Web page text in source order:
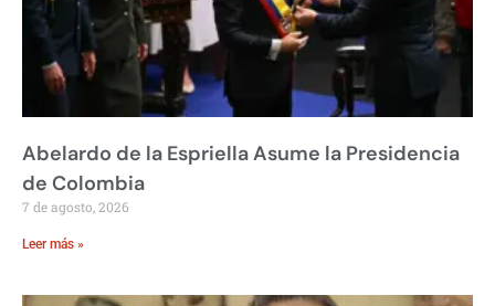
Abelardo de la Espriella Asume la Presidencia
de Colombia
7 de agosto, 2026
Leer más »